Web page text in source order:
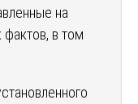
на
в том